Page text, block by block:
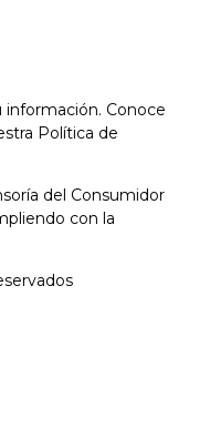
Conoce
Política de
del Consumidor
con la